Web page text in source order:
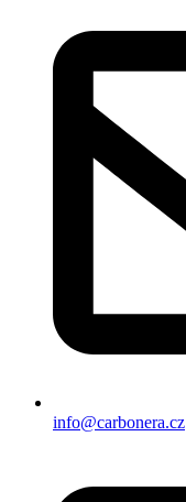
info@carbonera.cz